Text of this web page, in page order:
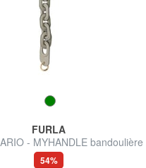
FURLA
- MYHANDLE bandoulière
courte
54%